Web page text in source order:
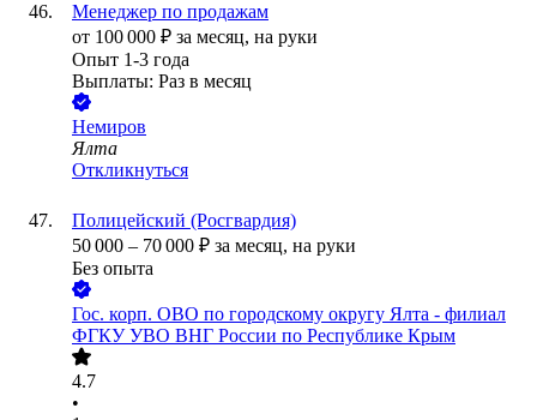
Менеджер по продажам
от 100 000 ₽ за месяц, на руки
Опыт 1-3 года
Выплаты: Раз в месяц
Немиров
Ялта
Откликнуться
Полицейский (Росгвардия)
50 000 – 70 000 ₽ за месяц, на руки
Без опыта
Гос. корп. ОВО по городскому округу Ялта - филиал
ФГКУ УВО ВНГ России по Республике Крым
4.7
•